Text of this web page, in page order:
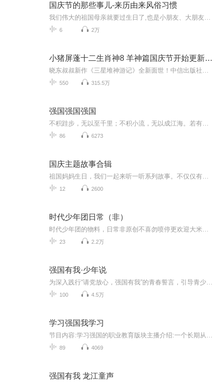
国庆节的那些事儿-来历由来风俗习惯
6 2万
小猪屏蓬十二生肖神8 羊神篇国庆节开始更新啦！
550 315.5万
强国强国强国
86 6273
国庆主题故事合辑
12 2600
时代少年团日常（非）
23 2.2万
强国有我·少年说
100 4.5万
学习强国我学习
89 4069
强国有我 龙江童声